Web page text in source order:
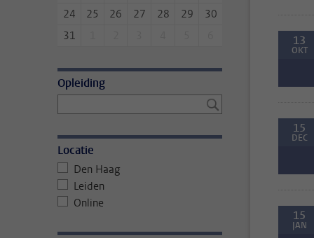
24
25 26 27 28 29
30
31
Opleiding
Locatie
Den Haag
Leiden
Online
13
OKT
15
DEC
15
JAN